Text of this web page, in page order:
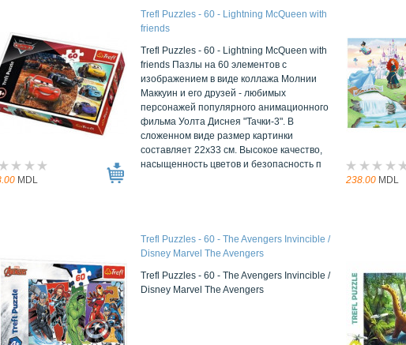
MDL
Trefl Puzzles - 60 - Lightning McQueen with
friends
Trefl Puzzles - 60 - Lightning McQueen with
friends Пазлы на 60 элементов с
изображением в виде коллажа Молнии
Маккуин и его друзей - любимых
персонажей популярного анимационного
фильма Уолта Диснея "Тачки-3". В
сложенном виде размер картинки
составляет 22х33 см. Высокое качество,
насыщенность цветов и безопасность п
238.00 MDL
Trefl Puzzles - 60 - The Avengers Invincible /
Disney Marvel The Avengers
Trefl Puzzles - 60 - The Avengers Invincible /
Disney Marvel The Avengers